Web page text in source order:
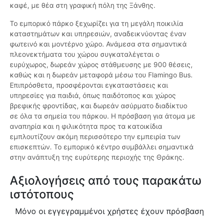
καφέ, με θέα στη γραφική πόλη της Ξάνθης.
Το εμπορικό πάρκο ξεχωρίζει για τη μεγάλη ποικιλία
καταστημάτων και υπηρεσιών, αναδεικνύοντας έναν
φωτεινό και μοντέρνο χώρο. Ανάμεσα στα σημαντικά
πλεονεκτήματα του χώρου συγκαταλέγεται ο
ευρύχωρος, δωρεάν χώρος στάθμευσης με 900 θέσεις,
καθώς και η δωρεάν μεταφορά μέσω του Flamingo Bus.
Επιπρόσθετα, προσφέρονται εγκαταστάσεις και
υπηρεσίες για παιδιά, όπως παιδότοπος και χώρος
βρεφικής φροντίδας, και δωρεάν ασύρματο διαδίκτυο
σε όλα τα σημεία του πάρκου. Η πρόσβαση για άτομα με
αναπηρία και η φιλικότητα προς τα κατοικίδια
εμπλουτίζουν ακόμη περισσότερο την εμπειρία των
επισκεπτών. Το εμπορικό κέντρο συμβάλλει σημαντικά
στην ανάπτυξη της ευρύτερης περιοχής της Θράκης.
Αξιολογήσεις από τους παρακάτω
ιστότοπους
Μόνο οι εγγεγραμμένοι χρήστες έχουν πρόσβαση